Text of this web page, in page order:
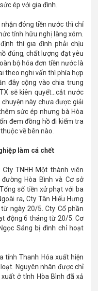
ép với gia đình.
đóng tiền nước thì chỉ
tính hữu nghị làng xóm.
thì gia đình phải chịu
đúng, chất lượng đạt yêu
bộ hóa đơn tiền nước là
theo nghi vấn thì phía hợp
đây cộng vào chia trung
sẽ kiên quyết…cắt nước
này chưa được giải
sức ép nhưng bà Hòa
đem đồng hồ đi kiểm tra
về bên nào.
làm cá chết
TNHH Một thành viên
Hòa Bình và Cơ sở
số tiền xử phạt với ba
ra, Cty Tân Hiếu Hưng
ngày 20/5. Cty Cổ phần
động 6 tháng từ 20/5. Cơ
Sáng bị đình chỉ hoạt
tỉnh Thanh Hóa xuất hiện
Nguyên nhân được chỉ
ở tỉnh Hòa Bình đã xả